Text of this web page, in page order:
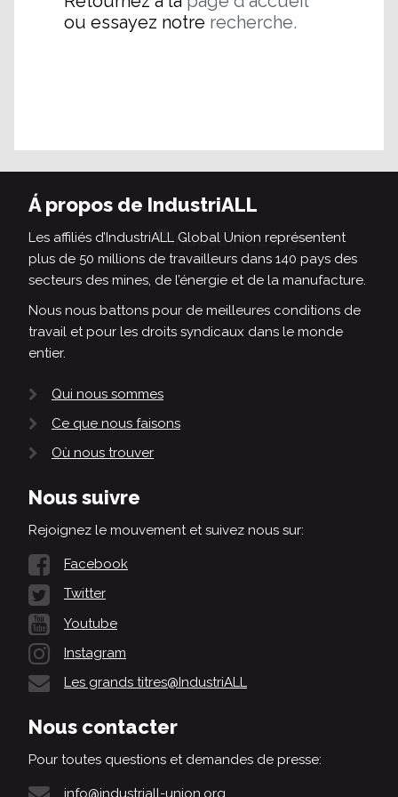
ou essayez notre recherche.
Á propos de IndustriALL
Les affiliés d’IndustriALL Global Union représentent
plus de 50 millions de travailleurs dans 140 pays des
secteurs des mines, de l’énergie et de la manufacture.
Nous nous battons pour de meilleures conditions de
travail et pour les droits syndicaux dans le monde
entier.
Qui nous sommes
Ce que nous faisons
Où nous trouver
Nous suivre
Rejoignez le mouvement et suivez nous sur:
Facebook
Twitter
Youtube
Instagram
Les grands titres@IndustriALL
Nous contacter
Pour toutes questions et demandes de presse:
info@industriall-union.org